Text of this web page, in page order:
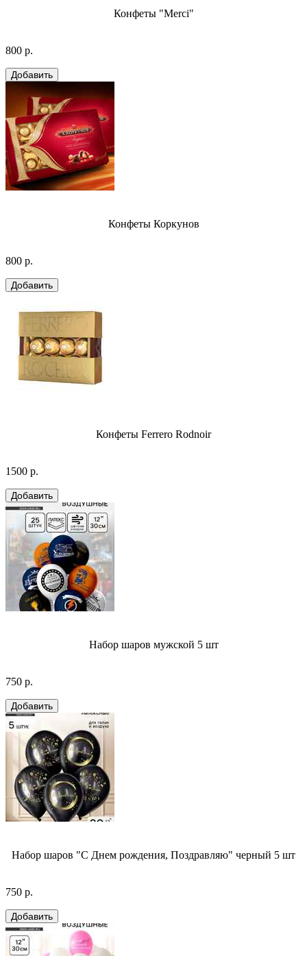
Конфеты "Merci"
800 р.
Конфеты Коркунов
800 р.
Конфеты Ferrero Rodnoir
1500 р.
Набор шаров мужской 5 шт
750 р.
Набор шаров "С Днем рождения, Поздравляю" черный 5 шт
750 р.